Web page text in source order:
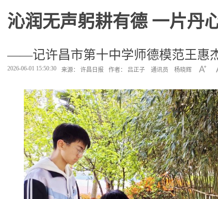
沁润无声躬耕有德 一片丹
——记许昌市第十中学师德模范王惠
2026-06-01 15:50:30 来源： 许昌日报 作者： 吕正子 通讯员 杨晓辉